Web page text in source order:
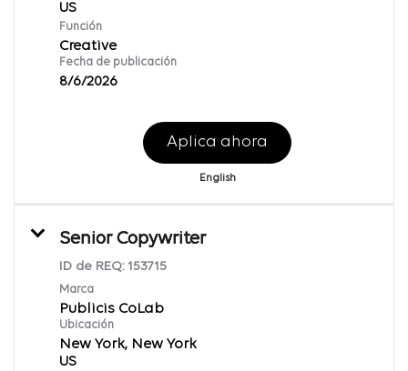
Función
Creative
Fecha de publicación
8/6/2026
Aplica ahora
English
Senior Copywriter
ID de REQ: 153715
Marca
Publicis CoLab
Ubicación
New York, New York